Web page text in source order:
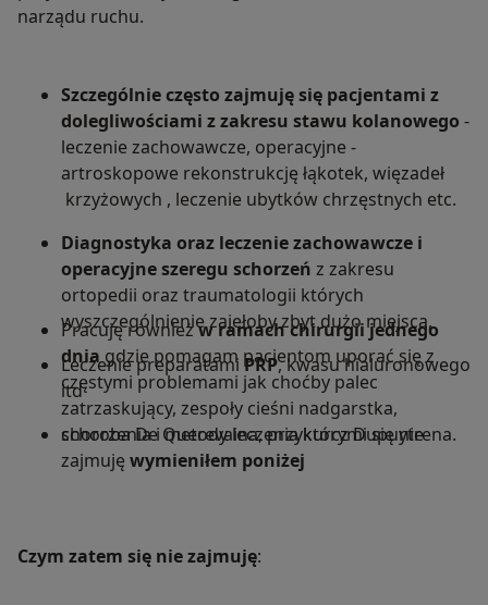
narządu ruchu.
Szczególnie często zajmuję się pacjentami z
dolegliwościami z zakresu stawu kolanowego -
leczenie zachowawcze, operacyjne -
artroskopowe rekonstrukcję łąkotek, więzadeł
krzyżowych , leczenie ubytków chrzęstnych etc.
Diagnostyka oraz leczenie zachowawcze i
operacyjne szeregu schorzeń z zakresu
ortopedii oraz traumatologii których
wyszczególnienie zajęłoby zbyt dużo miejsca,
Leczenie preparatami PRP, kwasu hialuronowego
itd
schorzenia i metody leczenia którymi się nie
zajmuję wymieniłem poniżej
Pracuję równieżw ramach chirurgii jednego
dniagdzie pomagam pacjentom uporać się z
częstymi problemami jak choćby palec
zatrzaskujący, zespoły cieśni nadgarstka,
choroba De Querevaina, przykurcz Dupuytrena.
Czym zatem się nie zajmuję: